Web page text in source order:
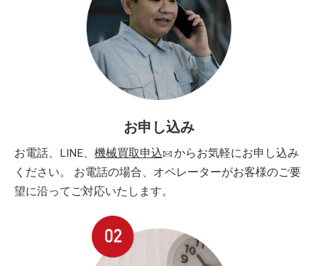
お申し込み
お電話、LINE、 機械買取申込
からお気軽にお申し込み
ください。 お電話の場合、オペレーターがお客様のご要
望に沿ってご対応いたします。